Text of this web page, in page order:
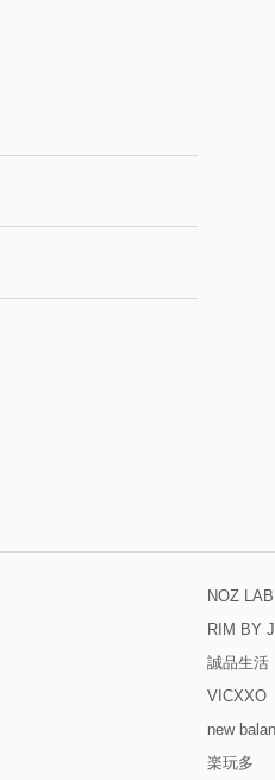
NOZ
RIM BY
誠品生活
VICXXO
new
楽玩多